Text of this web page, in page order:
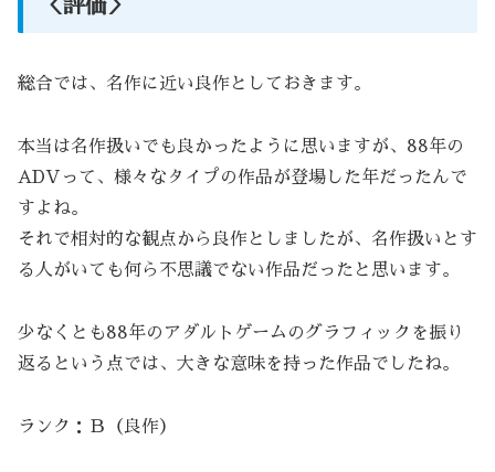
＜評価＞
総合では、名作に近い良作としておきます。
本当は名作扱いでも良かったように思いますが、88年の
ADVって、様々なタイプの作品が登場した年だったんで
すよね。
それで相対的な観点から良作としましたが、名作扱いとす
る人がいても何ら不思議でない作品だったと思います。
少なくとも88年のアダルトゲームのグラフィックを振り
返るという点では、大きな意味を持った作品でしたね。
ランク：Ｂ（良作）